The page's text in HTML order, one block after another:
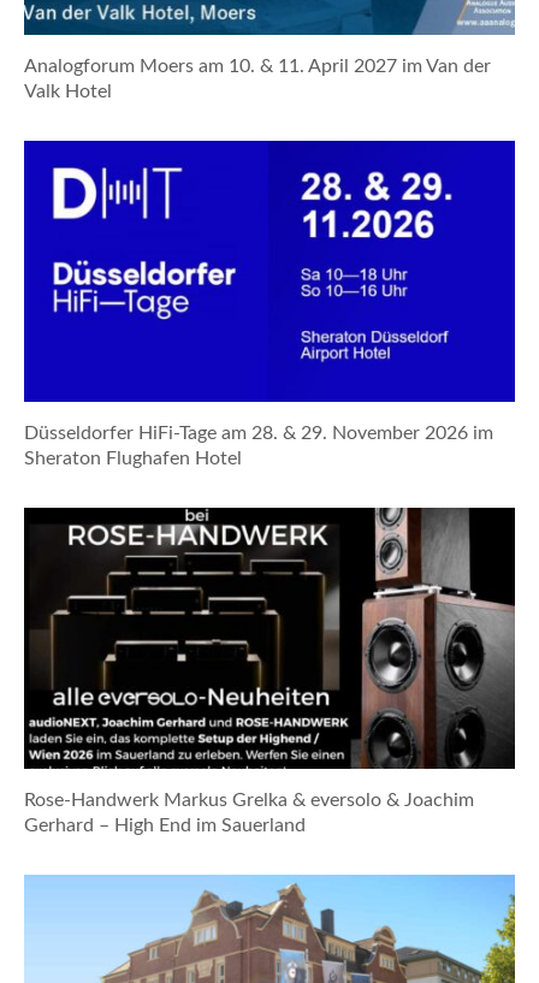
Analogforum Moers am 10. & 11. April 2027 im Van der
Valk Hotel
Düsseldorfer HiFi-Tage am 28. & 29. November 2026 im
Sheraton Flughafen Hotel
Rose-Handwerk Markus Grelka & eversolo & Joachim
Gerhard – High End im Sauerland